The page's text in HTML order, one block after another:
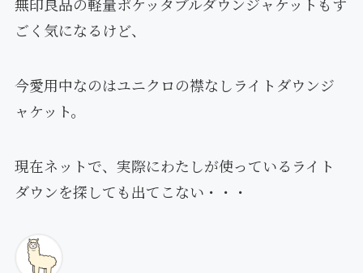
無印良品の軽量ポケッタブルダウンジャケットもす
ごく気になるけど、
今愛用中なのはユニクロの襟なしライトダウンジ
ャケット。
現在ネットで、実際にわたしが使っているライト
ダウンを探しても出てこない・・・